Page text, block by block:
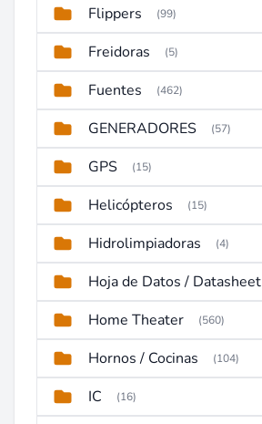
Flippers (99)
Freidoras (5)
Fuentes (462)
GENERADORES (57)
GPS (15)
Helicópteros (15)
Hidrolimpiadoras (4)
Hoja de Datos / Datasheet
Home Theater (560)
Hornos / Cocinas (104)
IC (16)